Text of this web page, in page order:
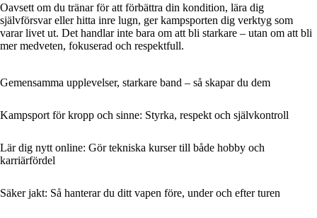
Oavsett om du tränar för att förbättra din kondition, lära dig
självförsvar eller hitta inre lugn, ger kampsporten dig verktyg som
varar livet ut. Det handlar inte bara om att bli starkare – utan om att bli
mer medveten, fokuserad och respektfull.
Gemensamma upplevelser, starkare band – så skapar du dem
Kampsport för kropp och sinne: Styrka, respekt och självkontroll
Lär dig nytt online: Gör tekniska kurser till både hobby och
karriärfördel
Säker jakt: Så hanterar du ditt vapen före, under och efter turen